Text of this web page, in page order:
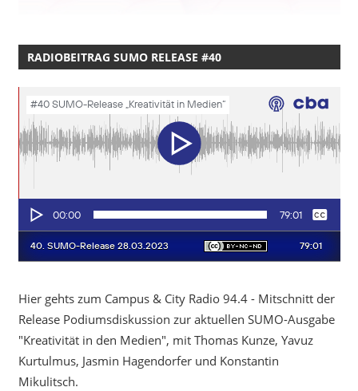
RADIOBEITRAG SUMO RELEASE #40
Hier gehts zum Campus & City Radio 94.4 - Mitschnitt der
Release Podiumsdiskussion zur aktuellen SUMO-Ausgabe
"Kreativität in den Medien", mit Thomas Kunze, Yavuz
Kurtulmus, Jasmin Hagendorfer und Konstantin
Mikulitsch.